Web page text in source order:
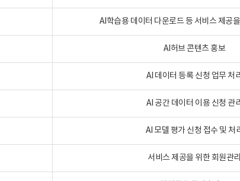
AI학습용 데이터 다운로드 등 서비스 제공
AI허브 콘텐츠 홍보
AI 데이터 등록 신청 업무 처리
AI 공간 데이터 이용 신청 관리
AI 모델 평가 신청 접수 및 처
서비스 제공을 위한 회원관리